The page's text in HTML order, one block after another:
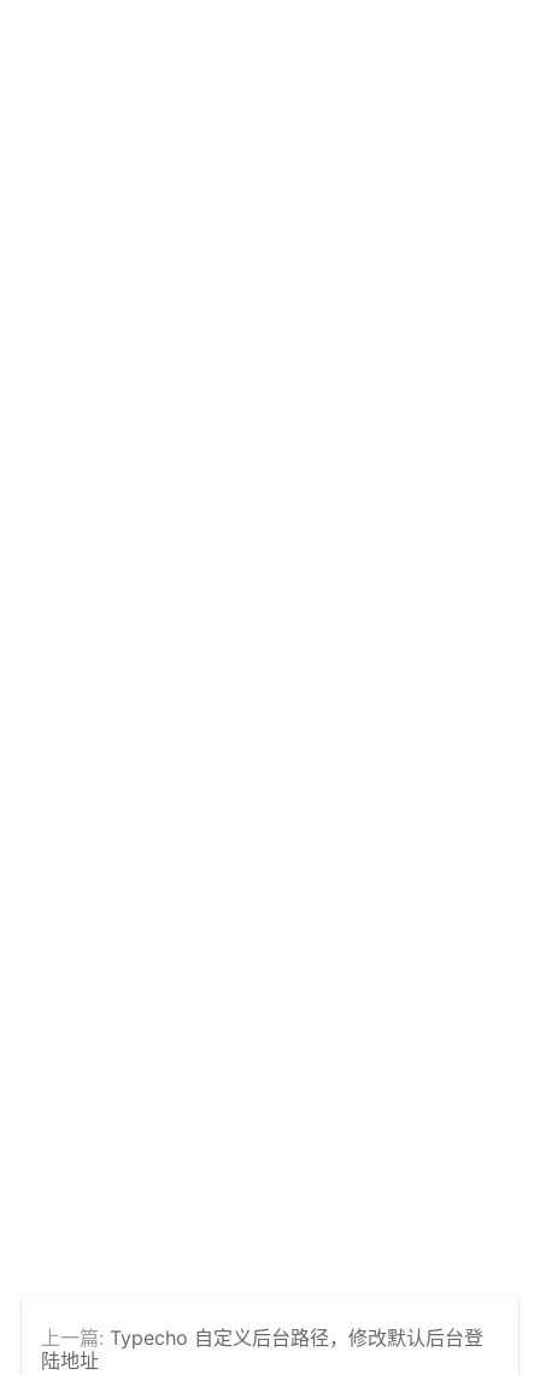
上一篇: Typecho 自定义后台路径，修改默认后台登
陆地址